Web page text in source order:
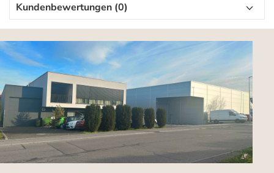
Kundenbewertungen (0)